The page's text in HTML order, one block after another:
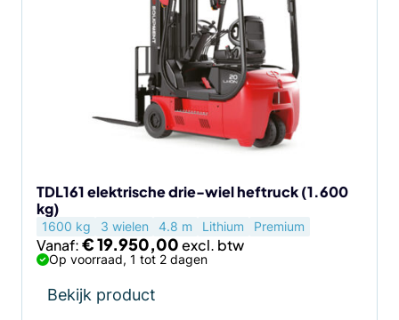
TDL161 elektrische drie-wiel heftruck (1.600
kg)
1600 kg 3 wielen 4.8 m Lithium Premium
Vanaf:€19.950,00
Op voorraad, 1 tot 2 dagen
Bekijk product